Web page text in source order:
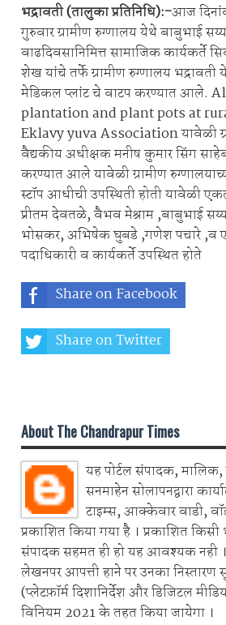
भद्रावती (तालुका प्रतिनिधि):-आज
गुरुवार ग्रामीण रुग्णालय येथे बाबुभाई
वाढदिवसानिमित्त सामाजिक कार्यकर्ते
शेख यांचे तर्फे ग्रामीण रुग्णालय भद्रावती
मेडिकल प्लांट चे वाटप करण्यात आले.
plantation and plant pots at
Eklavy yuva Association यावेळी
वैद्यकीय अधीक्षक मनीष कुमार सिंग
करण्यात आले यावेळी ग्रामीण
स्टॉप आधीची उपस्थिती होती यावेळी
प्रीतम देवतळे, वैभव मेश्राम ,बाबुभाई
भोसकर, अभिषेक घुबडे ,गणेश पचारे ,व
पदाधिकारी व कार्यकर्ते उपस्थित होते
Share on Facebook
Share on Twitter
About The Chandrapur Times
यह पोर्टल संपादक,
सनमाहेन सोलापनद्वारा
टाइम्स, आक्केवार वाडी,
प्रकाशित किया गया है । प्रकाशित
संपादक सहमत ही हो यह आवश्यक नही ।
लेखनपर आपत्ती हाने पर उनका निस्तारण
(प्लेटफ़ॉर्म दिशानिर्देश और डिजिटल
विनियम 2021 के तहत किया जायेगा ।